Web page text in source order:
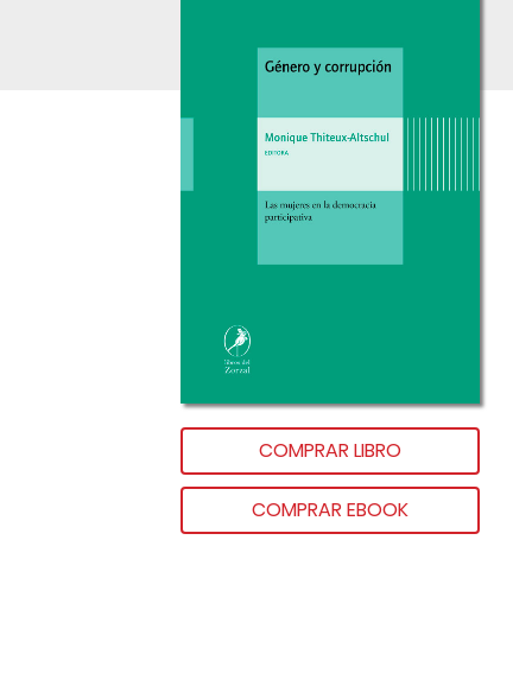
COMPRAR LIBRO
COMPRAR EBOOK